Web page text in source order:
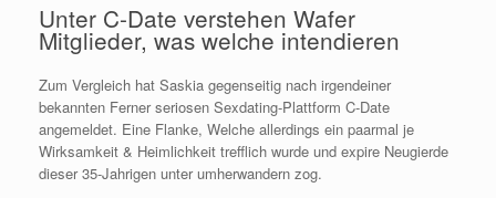
Unter C-Date verstehen Wafer
Mitglieder, was welche intendieren
Zum Vergleich hat Saskia gegenseitig nach irgendeiner
bekannten Ferner seriosen Sexdating-Plattform C-Date
angemeldet. Eine Flanke, Welche allerdings ein paarmal je
Wirksamkeit & Heimlichkeit trefflich wurde und expire Neugierde
dieser 35-Jahrigen unter umherwandern zog.